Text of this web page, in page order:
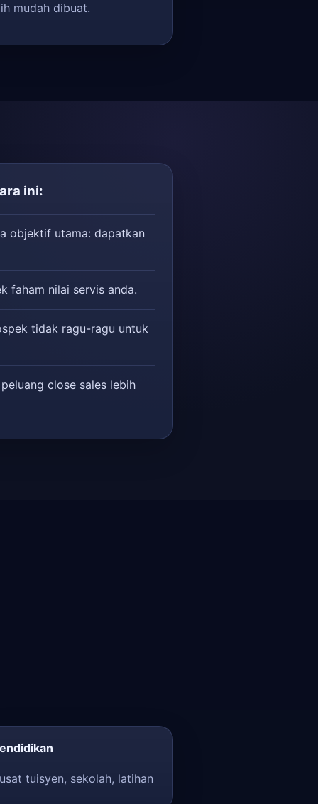
mudah dibuat.
ini:
objektif utama: dapatkan
faham nilai servis anda.
tidak ragu-ragu untuk
close sales lebih
tuisyen, sekolah, latihan